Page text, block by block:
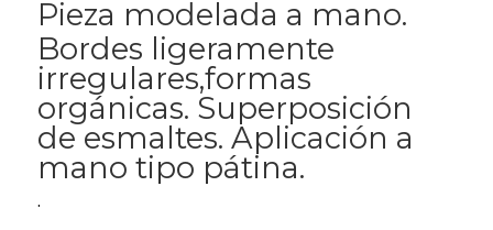
Pieza modelada a mano.
Bordes ligeramente
irregulares,formas
orgánicas. Superposición
de esmaltes. Aplicación a
mano tipo pátina.
.